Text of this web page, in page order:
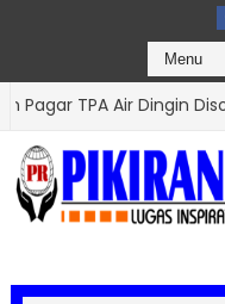
Disorot PADANG